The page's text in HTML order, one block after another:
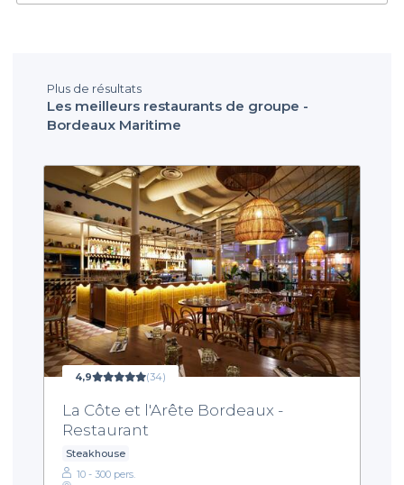
Plus de résultats
Les meilleurs restaurants de groupe -
Bordeaux Maritime
4,9 (34)
La Côte et l'Arête Bordeaux -
Restaurant
Steakhouse
10 - 300 pers.